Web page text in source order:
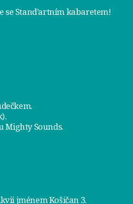
se Stand’artním kabaretem!
Mighty Sounds.
jménemKošičan 3.